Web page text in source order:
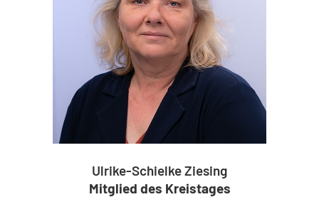
Ulrike-Schielke Ziesing
Mitglied des Kreistages